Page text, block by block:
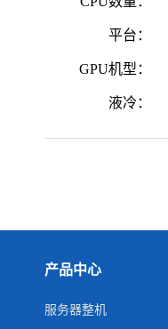
平台：
GPU机型：
液冷：
产品中心
服务器整机